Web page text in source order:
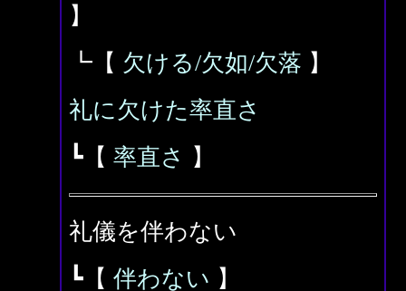
】
┗【 欠ける/欠如/欠落 】
礼に欠けた率直さ
┗【 率直さ 】
礼儀を伴わない
┗【 伴わない 】